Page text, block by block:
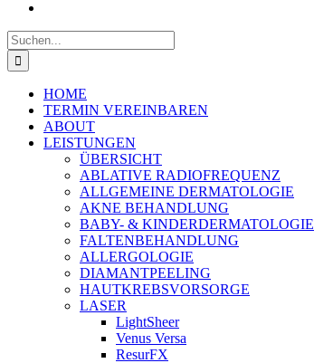
Suche
nach:
HOME
TERMIN VEREINBAREN
ABOUT
LEISTUNGEN
ÜBERSICHT
ABLATIVE RADIOFREQUENZ
ALLGEMEINE DERMATOLOGIE
AKNE BEHANDLUNG
BABY- & KINDERDERMATOLOGIE
FALTENBEHANDLUNG
ALLERGOLOGIE
DIAMANTPEELING
HAUTKREBSVORSORGE
LASER
LightSheer
Venus Versa
ResurFX